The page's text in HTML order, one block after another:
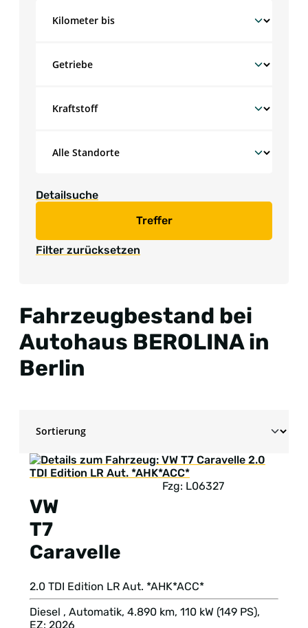
Detailsuche
Treffer
Filter zurücksetzen
Fahrzeugbestand bei
Autohaus BEROLINA in
Berlin
VW
T7
Caravelle
Fzg: L06327
2.0 TDI Edition LR Aut. *AHK*ACC*
Diesel , Automatik, 4.890 km, 110 kW (149 PS),
EZ: 2026